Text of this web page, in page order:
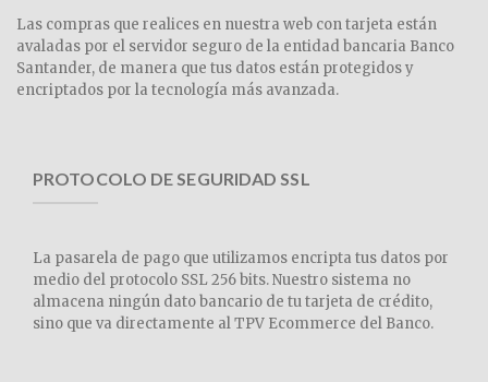
Las compras que realices en nuestra web con tarjeta están
avaladas por el servidor seguro de la entidad bancaria Banco
Santander, de manera que tus datos están protegidos y
encriptados por la tecnología más avanzada.
PROTOCOLO DE SEGURIDAD SSL
La pasarela de pago que utilizamos encripta tus datos por
medio del protocolo SSL 256 bits. Nuestro sistema no
almacena ningún dato bancario de tu tarjeta de crédito,
sino que va directamente al TPV Ecommerce del Banco.